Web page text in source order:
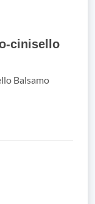
cinisello
Balsamo